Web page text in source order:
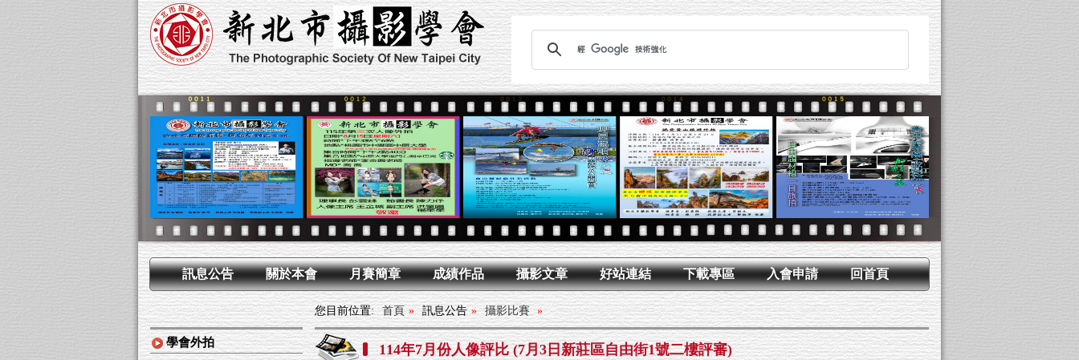
訊息公告 關於本會 月賽簡章 成績作品 攝影文章 好站連結 下載專區 入會申請 回首頁
學會外拍
您目前位置: 首頁 » 訊息公告 » 攝影比賽 »
114年7月份人像評比 (7月3日新莊區自由街1號二樓評審)